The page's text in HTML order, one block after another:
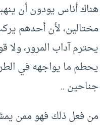
هناك أناس يودون أن
مختالين، لأن أحدهم
يحترم آداب المرور، ولا
يحطم ما يواجهه في
جناحين ..
من فعل ذلك فهو ممن